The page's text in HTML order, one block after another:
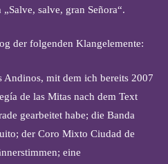
salve, gran Señora“.
der folgenden Klangelemente:
Andinos, mit dem ich bereits 2007
de las Mitas nach dem Text
gearbeitet habe; die Banda
der Coro Mixto Ciudad de
eine